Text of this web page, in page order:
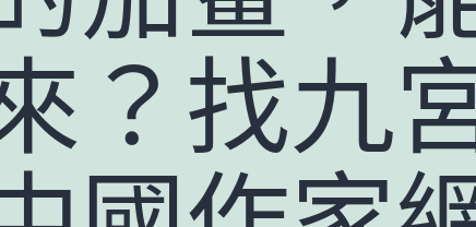
？找九